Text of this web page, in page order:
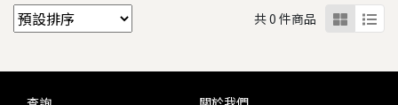
共 0 件商品